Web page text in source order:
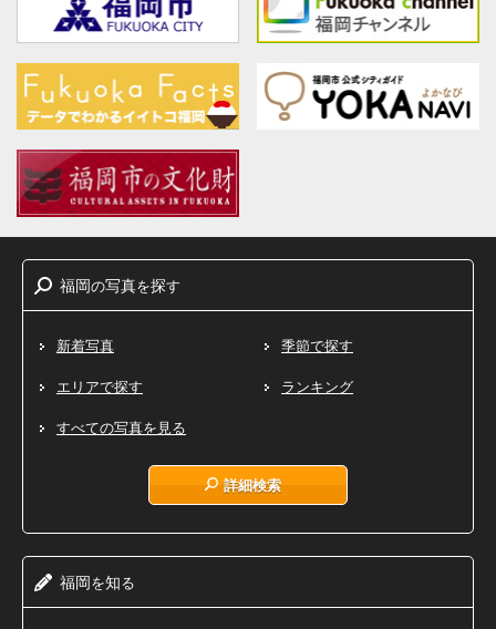
福岡の写真を探す
新着写真 季節で探す
エリアで探す ランキング
すべての写真を見る
詳細検索
福岡を知る